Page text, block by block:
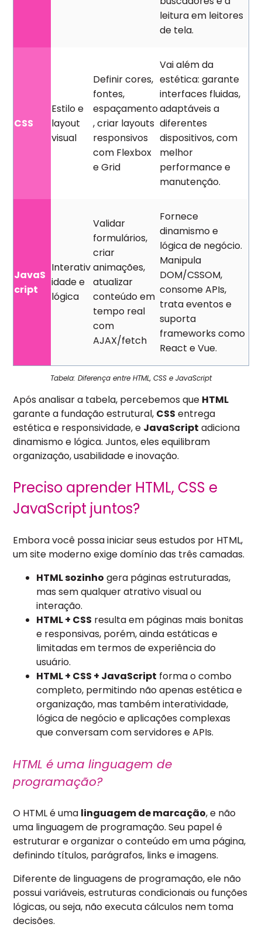
leitura em leitores
de tela.
CSS
Estilo e
layout
visual
Definir cores,
fontes,
espaçamento
, criar layouts
responsivos
com Flexbox
e Grid
Vai além da
estética: garante
interfaces fluidas,
adaptáveis a
diferentes
dispositivos, com
melhor
performance e
manutenção.
JavaS
cript
Interativ
idade e
lógica
Validar
formulários,
criar
animações,
atualizar
conteúdo em
tempo real
com
AJAX/fetch
Fornece
dinamismo e
lógica de negócio.
Manipula
DOM/CSSOM,
consome APIs,
trata eventos e
suporta
frameworks como
React e Vue.
Tabela: Diferença entre HTML, CSS e JavaScript
Após analisar a tabela, percebemos que HTML
garante a fundação estrutural, CSS entrega
estética e responsividade, e JavaScript adiciona
dinamismo e lógica. Juntos, eles equilibram
organização, usabilidade e inovação.
Preciso aprender HTML, CSS e
JavaScript juntos?
Embora você possa iniciar seus estudos por HTML,
um site moderno exige domínio das três camadas.
HTML sozinho gera páginas estruturadas,
mas sem qualquer atrativo visual ou
interação.
HTML + CSS resulta em páginas mais bonitas
e responsivas, porém, ainda estáticas e
limitadas em termos de experiência do
usuário.
HTML + CSS + JavaScript forma o combo
completo, permitindo não apenas estética e
organização, mas também interatividade,
lógica de negócio e aplicações complexas
que conversam com servidores e APIs.
HTML é uma linguagem de
programação?
O HTML é uma linguagem de marcação, e não
uma linguagem de programação. Seu papel é
estruturar e organizar o conteúdo em uma página,
definindo títulos, parágrafos, links e imagens.
Diferente de linguagens de programação, ele não
possui variáveis, estruturas condicionais ou funções
lógicas, ou seja, não executa cálculos nem toma
decisões.